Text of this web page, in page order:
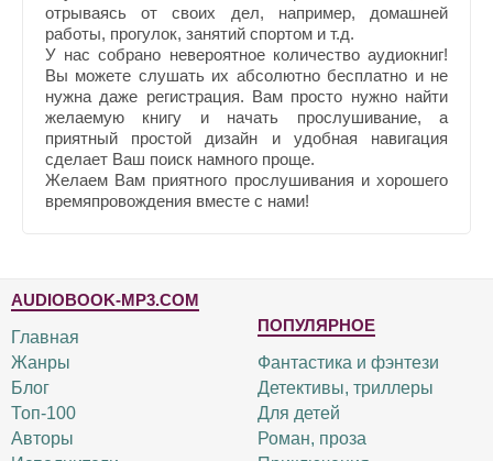
отрываясь от своих дел, например, домашней
работы, прогулок, занятий спортом и т.д.
У нас собрано невероятное количество аудиокниг!
Вы можете слушать их абсолютно бесплатно и не
нужна даже регистрация. Вам просто нужно найти
желаемую книгу и начать прослушивание, а
приятный простой дизайн и удобная навигация
сделает Ваш поиск намного проще.
Желаем Вам приятного прослушивания и хорошего
времяпровождения вместе с нами!
AUDIOBOOK-MP3.COM
Главная
Жанры
Блог
Топ-100
Авторы
ПОПУЛЯРНОЕ
Фантастика и фэнтези
Детективы, триллеры
Для детей
Роман, проза